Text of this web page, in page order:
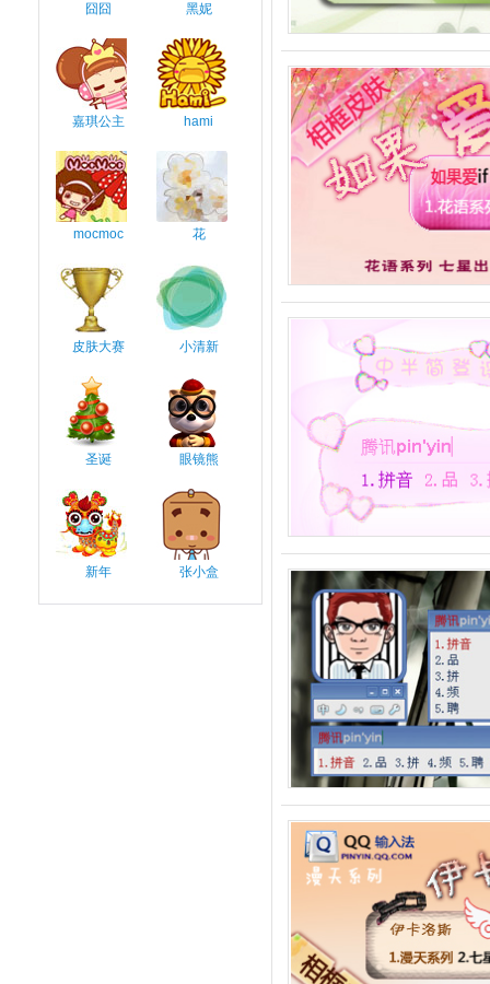
囧囧 黑妮
嘉琪公主 hami
mocmoc 花
皮肤大赛 小清新
圣诞 眼镜熊
新年 张小盒